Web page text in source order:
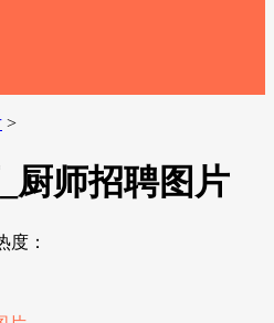
>
厨师招聘图片
度：